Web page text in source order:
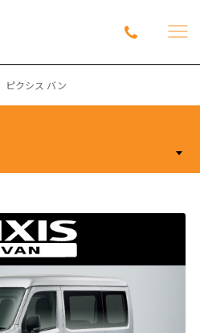
ピクシス バン